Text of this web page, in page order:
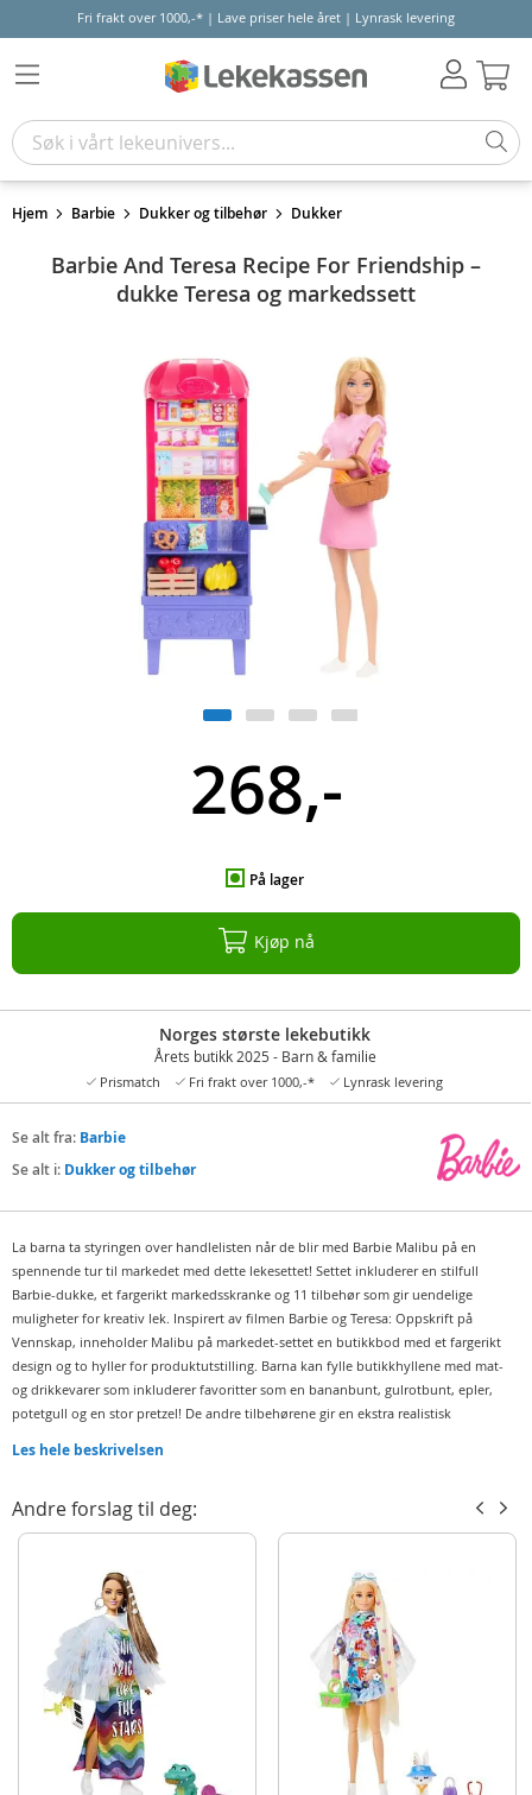
Fri frakt over 1000,-* | Lave priser hele året | Lynrask levering
Hjem Barbie Dukker og tilbehør Dukker
Barbie And Teresa Recipe For Friendship –
dukke Teresa og markedssett
268,-
På lager
Kjøp nå
Norges største lekebutikk
Årets butikk 2025 - Barn & familie
Prismatch Fri frakt over 1000,-* Lynrask levering
Se alt fra: Barbie
Se alt i: Dukker og tilbehør
La barna ta styringen over handlelisten når de blir med Barbie Malibu på en
spennende tur til markedet med dette lekesettet! Settet inkluderer en stilfull
Barbie-dukke, et fargerikt markedsskranke og 11 tilbehør som gir uendelige
muligheter for kreativ lek. Inspirert av filmen Barbie og Teresa: Oppskrift på
Vennskap, inneholder Malibu på markedet-settet en butikkbod med et fargerikt
design og to hyller for produktutstilling. Barna kan fylle butikkhyllene med mat-
og drikkevarer som inkluderer favoritter som en bananbunt, gulrotbunt, epler,
potetgull og en stor pretzel! De andre tilbehørene gir en ekstra realistisk
kort – for uendelig morsom lek! Barbie Malibu-dukke er kledd i en søt rosa kjole
lekesettet inspirerer til fantasifull rollelek og historiefortelling, og er en flott gave
for barn og fans fra 3 år og oppover. Barbie og Teresa: Oppskrift på Vennskap
Inneholder:
Barbie-dukke
Butikk
Tilbehør
Detaljer:
Mål dukke: ca. 30 cm (H)
Alder: fra 3 år
Les hele beskrivelsen
Andre forslag til deg: